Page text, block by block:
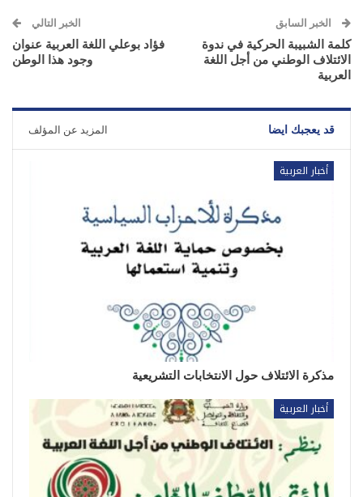
الخبر السابق
كلمة الشبيبة الحركية في ندوة
الائتلاف الوطني من أجل اللغة
العربية
الخبر التالي
فؤاد بوعلي اللغة العربية عنوان
وجود هذا الوطن
قد يعجبك ايضا المزيد عن المؤلف
أخبار العربية
مذكرة الائتلاف حول الانتخابات التشريعية
أخبار العربية